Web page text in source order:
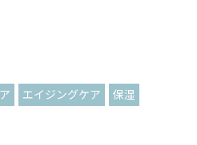
エイジングケア
保湿